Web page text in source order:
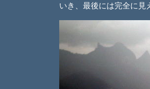
いき、最後には完全に見